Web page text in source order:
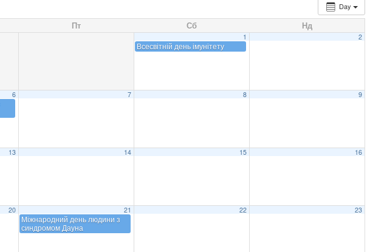
Day
Пт Сб Нд
1
Всесвітній день імунітету
2
6 7 8 9
13 14 15 16
20 21
Міжнародний день людини з
синдромом Дауна
22 23